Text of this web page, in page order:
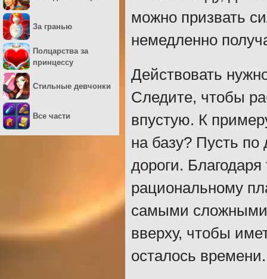
можно призвать
немедленно
Действовать
Следите, чтобы
впустую. К
на базу? Пусть по
дороги.
рациональному
самыми сложными
вверху, чтобы
осталось времени.
За гранью
Полцарства за
принцессу
Стильные девчонки
Все части